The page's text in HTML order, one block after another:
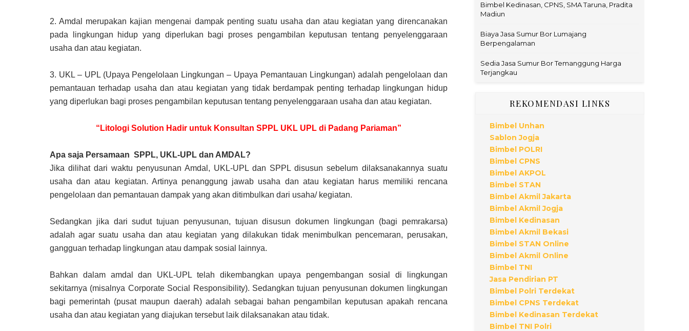
2. Amdal merupakan kajian mengenai dampak penting suatu usaha dan atau kegiatan yang direncanakan
pada lingkungan hidup yang diperlukan bagi proses pengambilan keputusan tentang penyelenggaraan
usaha dan atau kegiatan.
3. UKL – UPL (Upaya Pengelolaan Lingkungan – Upaya Pemantauan Lingkungan) adalah pengelolaan dan
pemantauan terhadap usaha dan atau kegiatan yang tidak berdampak penting terhadap lingkungan hidup
yang diperlukan bagi proses pengambilan keputusan tentang penyelenggaraan usaha dan atau kegiatan.
“Litologi Solution Hadir untuk Konsultan SPPL UKL UPL di Padang Pariaman”
Apa saja Persamaan SPPL, UKL-UPL dan AMDAL?
Jika dilihat dari waktu penyusunan Amdal, UKL-UPL dan SPPL disusun sebelum dilaksanakannya suatu
usaha dan atau kegiatan. Artinya penanggung jawab usaha dan atau kegiatan harus memiliki rencana
pengelolaan dan pemantauan dampak yang akan ditimbulkan dari usaha/ kegiatan.
Sedangkan jika dari sudut tujuan penyusunan, tujuan disusun dokumen lingkungan (bagi pemrakarsa)
adalah agar suatu usaha dan atau kegiatan yang dilakukan tidak menimbulkan pencemaran, perusakan,
gangguan terhadap lingkungan atau dampak sosial lainnya.
Bahkan dalam amdal dan UKL-UPL telah dikembangkan upaya pengembangan sosial di lingkungan
sekitarnya (misalnya Corporate Social Responsibility). Sedangkan tujuan penyusunan dokumen lingkungan
bagi pemerintah (pusat maupun daerah) adalah sebagai bahan pengambilan keputusan apakah rencana
usaha dan atau kegiatan yang diajukan tersebut laik dilaksanakan atau tidak.
Bimbel Kedinasan, CPNS, SMA Taruna, Pradita
Madiun
Biaya Jasa Sumur Bor Lumajang
Berpengalaman
Sedia Jasa Sumur Bor Temanggung Harga
Terjangkau
REKOMENDASI LINKS
Bimbel Unhan
Sablon Jogja
Bimbel POLRI
Bimbel CPNS
Bimbel AKPOL
Bimbel STAN
Bimbel Akmil Jakarta
Bimbel Akmil Jogja
Bimbel Kedinasan
Bimbel Akmil Bekasi
Bimbel STAN Online
Bimbel Akmil Online
Bimbel TNI
Jasa Pendirian PT
Bimbel Polri Terdekat
Bimbel CPNS Terdekat
Bimbel Kedinasan Terdekat
Bimbel TNI Polri